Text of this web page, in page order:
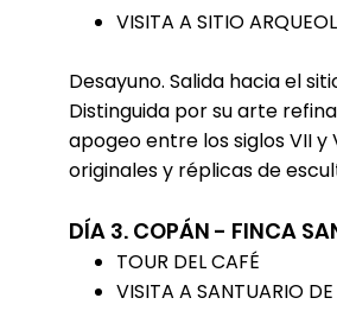
VISITA A SITIO
Desayuno. Salida hacia el
Distinguida por su arte
apogeo entre los siglos VII y
originales y réplicas de
DÍA 3. COPÁN - FINCA
TOUR DEL CAFÉ
VISITA A SANTUARIO